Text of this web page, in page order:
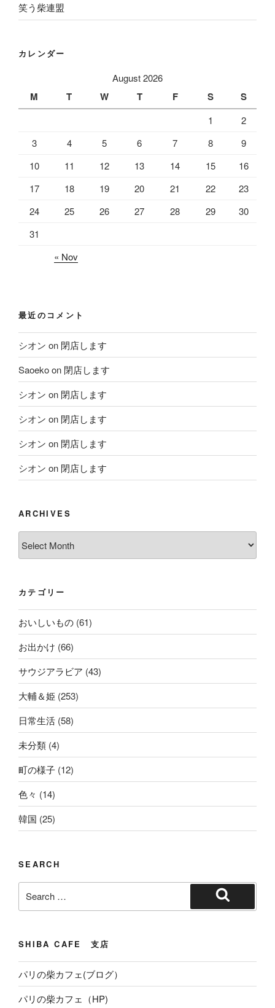
笑う柴連盟
カレンダー
August 2026
M T W T F S S
1
2
3
4 5 6 7 8
9
10
11 12 13 14 15
16
17
18 19 20 21 22
23
24
25 26 27 28 29
30
31
« Nov
最近のコメント
シオン on 閉店します
Saoekoon 閉店します
シオン on 閉店します
シオン on 閉店します
シオン on 閉店します
シオン on 閉店します
ARCHIVES
カテゴリー
おいしいもの (61)
お出かけ (66)
サウジアラビア (43)
大輔＆姫 (253)
日常生活 (58)
未分類 (4)
町の様子 (12)
色々 (14)
韓国 (25)
SEARCH
for:
Search
SHIBA CAFE 支店
パリの柴カフェ(ブログ）
パリの柴カフェ（HP)